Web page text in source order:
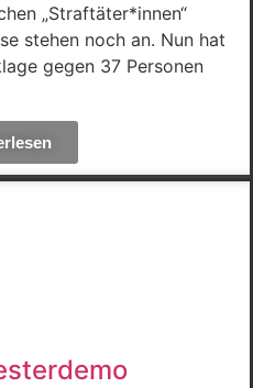
„Straftäter*innen“
stehen noch an. Nun hat
gegen 37 Personen